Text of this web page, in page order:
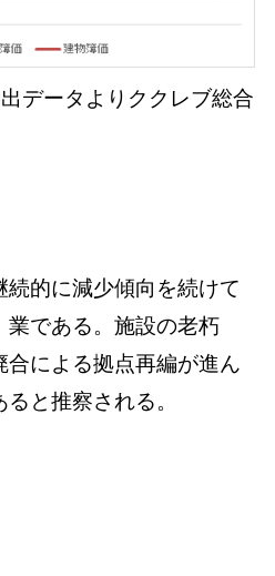
データよりククレブ総合
続的に減少傾向を続けて
業である。施設の老朽
による拠点再編が進ん
と推察される。